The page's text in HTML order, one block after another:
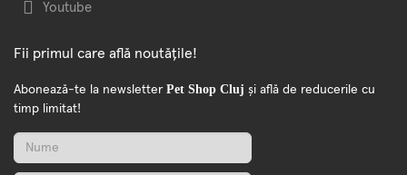
Youtube
Fii primul care află noutățile!
Abonează-te la newsletter Pet Shop Cluj și află de reducerile cu
timp limitat!